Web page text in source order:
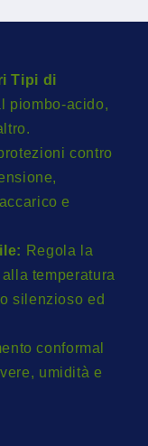
Tipi di
piombo-acido,
contro
e
Regola la
temperatura
silenzioso ed
conformal
umidità e